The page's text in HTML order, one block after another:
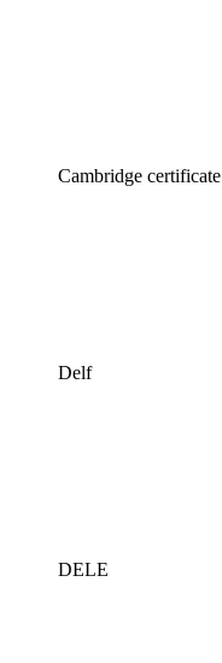
Cambridge certificate
Delf
DELE